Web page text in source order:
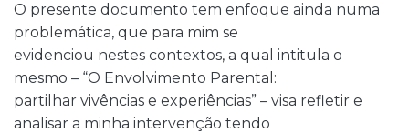
O presente documento tem enfoque ainda numa
problemática, que para mim se
evidenciou nestes contextos, a qual intitula o
mesmo – “O Envolvimento Parental:
partilhar vivências e experiências” – visa refletir e
analisar a minha intervenção tendo